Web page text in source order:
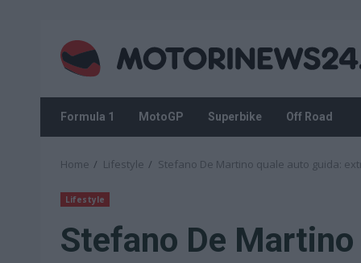
content
Formula 1 MotoGP Superbike Off Road
Home Lifestyle Stefano De Martino quale auto guida:
Lifestyle
Stefano De